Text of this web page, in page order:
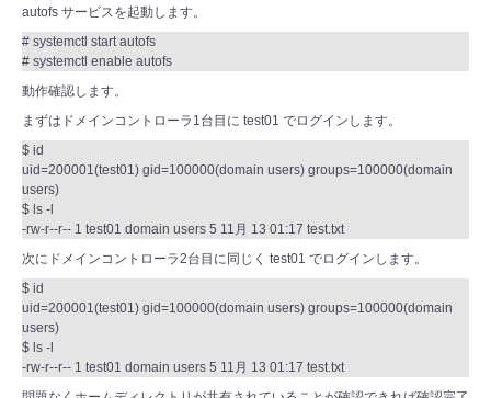
autofs サービスを起動します。
# systemctl start autofs
# systemctl enable autofs
動作確認します。
まずはドメインコントローラ1台目に test01 でログインします。
$ id
uid=200001(test01) gid=100000(domain users) groups=100000(domain
users)
$ ls -l
-rw-r--r-- 1 test01 domain users 5 11月 13 01:17 test.txt
次にドメインコントローラ2台目に同じく test01 でログインします。
$ id
uid=200001(test01) gid=100000(domain users) groups=100000(domain
users)
$ ls -l
-rw-r--r-- 1 test01 domain users 5 11月 13 01:17 test.txt